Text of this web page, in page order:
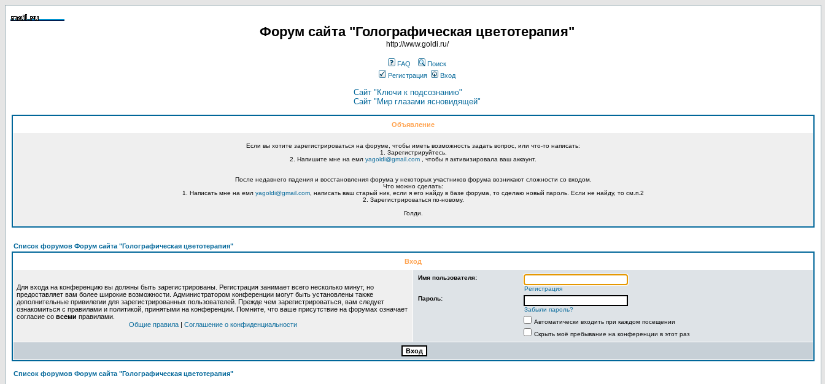
Форум сайта "Голографическая цветотерапия"
http://www.goldi.ru/
FAQ
Поиск
Регистрация
Вход
Сайт "Ключи к подсознанию"
Сайт "Мир глазами ясновидящей"
Объявление
Если вы хотите зарегистрироваться на форуме, чтобы иметь возможность задать вопрос, или что-то написать:
1. Зарегистрируйтесь.
2. Напишите мне на емл yagoldi@gmail.com , чтобы я активизировала ваш аккаунт.
После недавнего падения и восстановления форума у некоторых участников форума возникают сложности со входом.
Что можно сделать:
1. Написать мне на емл yagoldi@gmail.com , написать ваш старый ник, если я его найду в базе форума, то сделаю новый пароль. Если не найду, то см.п.2
2. Зарегистрироваться по-новому.
Голди.
Список форумов Форум сайта "Голографическая цветотерапия"
Вход
Для входа на конференцию вы должны быть зарегистрированы. Регистрация занимает всего несколько минут, но
предоставляет вам более широкие возможности. Администратором конференции могут быть установлены также
дополнительные привилегии для зарегистрированных пользователей. Прежде чем зарегистрироваться, вам следует
ознакомиться с правилами и политикой, принятыми на конференции. Помните, что ваше присутствие на форумах означает
согласие со всеми правилами.
Общие правила | Соглашение о конфиденциальности
Имя пользователя:
Регистрация
Пароль:
Забыли пароль?
Автоматически входить при каждом посещении
Скрыть моё пребывание на конференции в этот раз
Список форумов Форум сайта "Голографическая цветотерапия"